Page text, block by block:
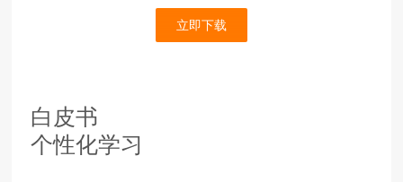
立即下载
白皮书
个性化学习